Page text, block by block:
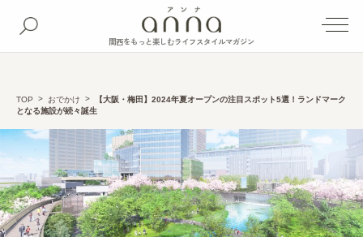
関西をもっと楽しむライフスタイルマガジン
TOP おでかけ
【大阪・梅田】2024年夏オープンの注目スポット5選！ランドマーク
となる施設が続々誕生